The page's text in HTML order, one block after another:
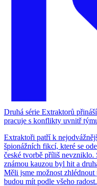
Druhá série Extraktorů
pracuje s konflikty uvnitř
Extraktoři patří k
špionážních fikcí, které se
české tvorbě příliš nevzniklo.
známou kauzou byl hit a
Měli jsme možnost
budou mít podle všeho radost.